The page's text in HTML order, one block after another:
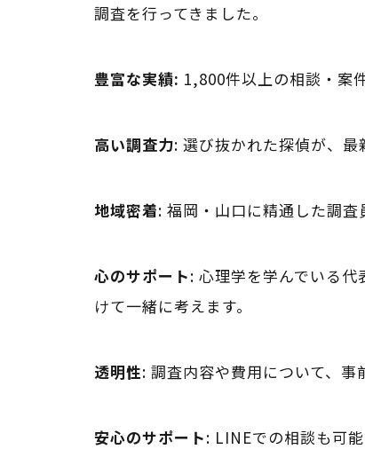
調査を行ってきました。
豊富な実績: 1,800件以上の相談・案
高い調査力: 選び抜かれた探偵が、最
地域密着: 福岡・山口に精通した調査
心のサポート: 心理学を学んでいる
けて一緒に考えます。
透明性: 調査内容や費用について、事
安心のサポート: LINEでの相談も可